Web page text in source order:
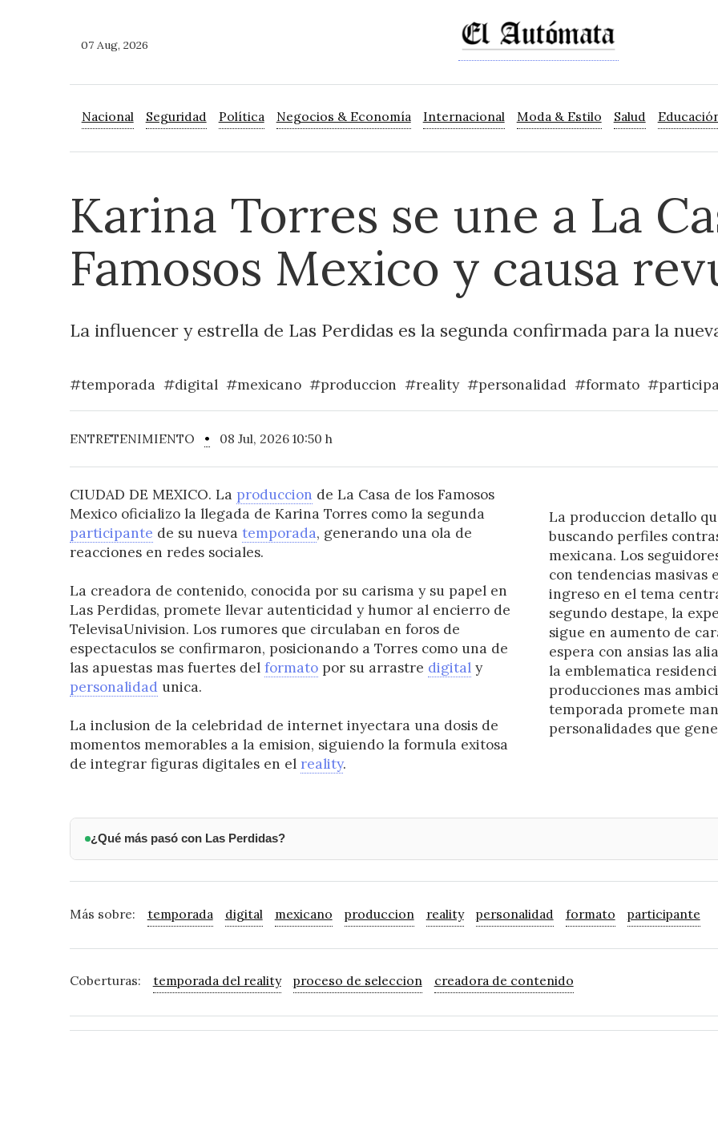
07 Aug, 2026
Nacional Seguridad Política Negocios & Economía Internacional Moda & Estilo Salud
Karina Torres se une a La
Famosos Mexico y causa
La influencer y estrella de Las Perdidas es la segunda confirmada para la
#temporada #digital #mexicano #produccion #reality #personalidad #formato
ENTRETENIMIENTO • 08 Jul, 2026 10:50 h
CIUDAD DE MEXICO. La produccion de La Casa de los Famosos
Mexico oficializo la llegada de Karina Torres como la segunda
participante de su nueva temporada, generando una ola de
reacciones en redes sociales.
La creadora de contenido, conocida por su carisma y su papel en
Las Perdidas, promete llevar autenticidad y humor al encierro de
TelevisaUnivision. Los rumores que circulaban en foros de
espectaculos se confirmaron, posicionando a Torres como una de
las apuestas mas fuertes del formatopor su arrastre digitaly
personalidad unica.
La inclusion de la celebridad de internet inyectara una dosis de
momentos memorables a la emision, siguiendo la formula exitosa
de integrar figuras digitales en el reality.
La produccion detallo
buscando perfiles
mexicana. Los
con tendencias
ingreso en el tema
segundo destape, la
sigue en aumento de
espera con ansias las
la emblematica
producciones mas
temporada promete
personalidades que
¿Qué más pasó con Las Perdidas?
Más sobre: temporada digital mexicano produccion reality personalidad formato participante
Coberturas: temporada del reality proceso de seleccion creadora de contenido